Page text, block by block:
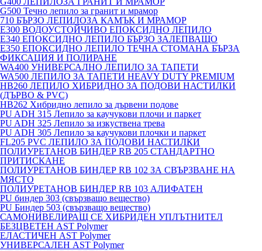
G500 Течно лепило за гранит и мрамор
710 БЪРЗО ЛЕПИЛОЗА КАМЪК И МРАМОP
E300 ВОДОУСТОЙЧИВО ЕПОКСИДНО ЛЕПИЛО
E340 ЕПОКСИДНО ЛЕПИЛО БЪРЗО ЗАЛЕПВАЩО
E350 ЕПОКСИДНО ЛЕПИЛО ТЕЧНА СТОМАНА БЪРЗА
ФИКСАЦИЯ И ПОЛИРАНЕ
WA400 УНИВЕРСАЛНО ЛЕПИЛО ЗА ТАПЕТИ
WA500 ЛЕПИЛО ЗА ТАПЕТИ HEAVY DUTY PREMIUM
HB260 ЛЕПИЛО ХИБРИДНО ЗА ПОДОВИ НАСТИЛКИ
(ДЪРВО & PVC)
HB262 Хибридно лепило за дървени подове
PU ADH 315 Лепило за каучукови плочи и паркет
PU ADH 325 Лепило за изкуствена трева
PU ADH 305 Лепило за каучукови плочки и паркет
FL205 PVC ЛЕПИЛО ЗА ПОДОВИ НАСТИЛКИ
ПОЛИУРЕТАНОВ БИНДЕР RB 205 СТАНДАРТНО
ПРИТИСКАНЕ
ПОЛИУРЕТАНОВ БИНДЕР RB 102 ЗА СВЪРЗВАНЕ НА
МЯСТО
ПОЛИУРЕТАНОВ БИНДЕР RB 103 АЛИФАТЕН
PU биндер 303 (свързващо вещество)
PU Биндер 503 (свързващо вещество)
САМОНИВЕЛИРАЩ СЕ ХИБРИДЕН УПЛЪТНИТЕЛ
БЕЗЦВЕТЕН AST Polymer
ЕЛАСТИЧЕН AST Polymer
УНИВЕРСАЛЕН AST Polymer